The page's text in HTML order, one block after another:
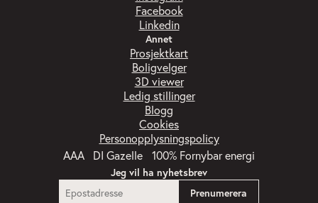
Facebook
Linkedin
Annet
Prosjektkart
Boligvelger
3D viewer
Ledig stillinger
Blogg
Cookies
Personopplysningspolicy
Jeg vil ha nyhetsbrev